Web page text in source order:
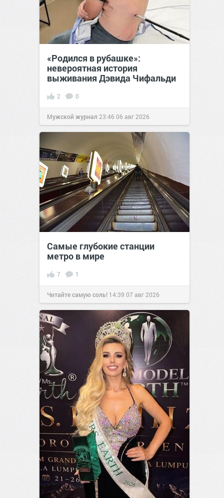
«Родился в рубашке»:
невероятная история
выживания Дэвида Чифальди
2 0
Мужской журнал 23:4606 авг 2026
Самые глубокие станции
метро в мире
7 1
Читайте самую соль! 14:39 07 авг 2026